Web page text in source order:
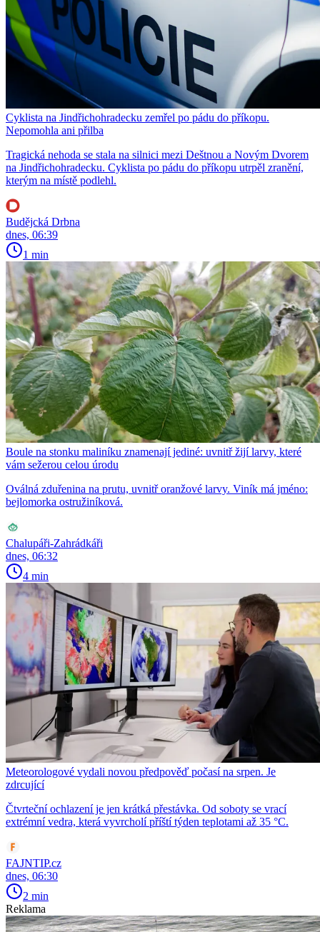
Cyklista na Jindřichohradecku zemřel po pádu do příkopu.
Nepomohla ani přilba
Tragická nehoda se stala na silnici mezi Deštnou a Novým Dvorem
na Jindřichohradecku. Cyklista po pádu do příkopu utrpěl zranění,
kterým na místě podlehl.
Budějcká Drbna
dnes, 06:39
1 min
Boule na stonku maliníku znamenají jediné: uvnitř žijí larvy, které
vám sežerou celou úrodu
Oválná zduřenina na prutu, uvnitř oranžové larvy. Viník má jméno:
bejlomorka ostružiníková.
Chalupáři-Zahrádkáři
dnes, 06:32
4 min
Meteorologové vydali novou předpověď počasí na srpen. Je
zdrcující
Čtvrteční ochlazení je jen krátká přestávka. Od soboty se vrací
extrémní vedra, která vyvrcholí příští týden teplotami až 35 °C.
FAJNTIP.cz
dnes, 06:30
2 min
Reklama